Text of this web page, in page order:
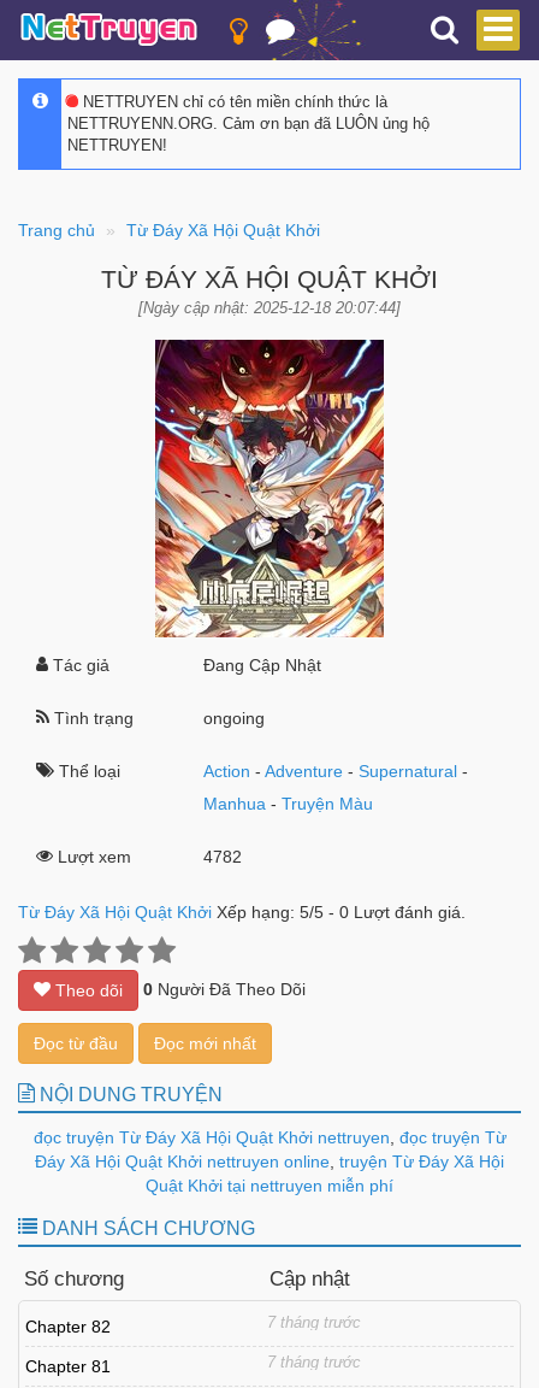
NETTRUYEN chỉ có tên miền chính thức là
NETTRUYENN.ORG. Cảm ơn bạn đã LUÔN ủng hộ
NETTRUYEN!
Trang chủ Từ Đáy Xã Hội Quật Khởi
TỪ ĐÁY XÃ HỘI QUẬT KHỞI
[Ngày cập nhật: 2025-12-18 20:07:44]
Tác giả Đang Cập Nhật
Tình trạng ongoing
Thể loại Action -Adventure -Supernatural -
Manhua -Truyện Màu
Lượt xem 4782
Từ Đáy Xã Hội Quật Khởi Xếp hạng: 5/5 - 0 Lượt đánh giá.
Theo dõi 0 Người Đã Theo Dõi
Đọc từ đầu Đọc mới nhất
NỘI DUNG TRUYỆN
đọc truyện Từ Đáy Xã Hội Quật Khởi nettruyen đọc truyện Từ
Đáy Xã Hội Quật Khởi nettruyen online truyện Từ Đáy Xã Hội
Quật Khởi tại nettruyen miễn phí
DANH SÁCH CHƯƠNG
Số chương Cập nhật
Chapter 82 7 tháng trước
Chapter 81 7 tháng trước